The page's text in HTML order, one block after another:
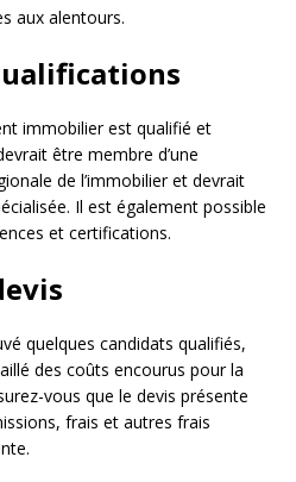
aux alentours.
immobilier est qualifié et
être membre d’une
de l’immobilier et devrait
Il est également possible
et certifications.
quelques candidats qualifiés,
des coûts encourus pour la
vous que le devis présente
frais et autres frais